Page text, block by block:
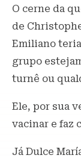
O cerne da
de
Emiliano
grupo
turnê ou
Ele, por sua
vacinar e faz
Já Dulce